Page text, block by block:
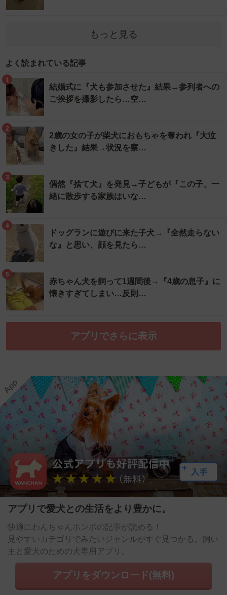
もっと見る
よく読まれている記事
1
結婚式に『犬も参加させた』結果→参列者への
ご挨拶を撮影したら…空…
2
2歳の女の子が柴犬におもちゃを奪われ『大泣
きした』結果→状況を察…
3
偶然『捨て犬』を発見→子どもが『この子、一
緒に散歩する家族はいな…
4
ドッグランに遊びに来た子犬→『全然走らない
な』と思い、顔を見たら…
5
赤ちゃん犬を飼って1週間後→『4歳の息子』に
懐きすぎてしまい…反則…
アプリでさらに表示
アプリで愛犬との生活をより豊かに。
快適にわんちゃんホンポの記事が読める！
見やすいカテゴリでみたいジャンルがすぐ見つかる。飼い
主と愛犬のための犬専用アプリ。
アプリをダウンロード(無料)